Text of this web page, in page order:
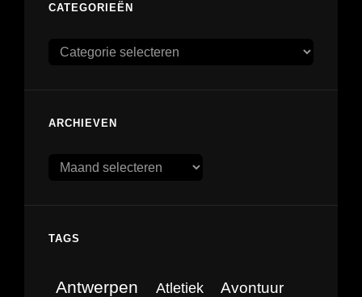
CATEGORIEËN
Categorieën
ARCHIEVEN
Archieven
TAGS
Antwerpen Atletiek Avontuur